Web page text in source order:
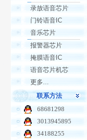
录放语音芯片
门铃语音IC
音乐芯片
报警器芯片
掩膜语音IC
语音芯片机芯
更多...
联系方法
68681298
3013945895
34188255